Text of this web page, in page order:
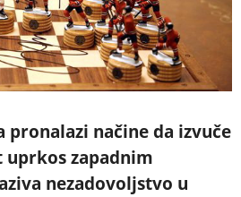
pronalazi načine da izvuče
zapadnim
nezadovoljstvo u